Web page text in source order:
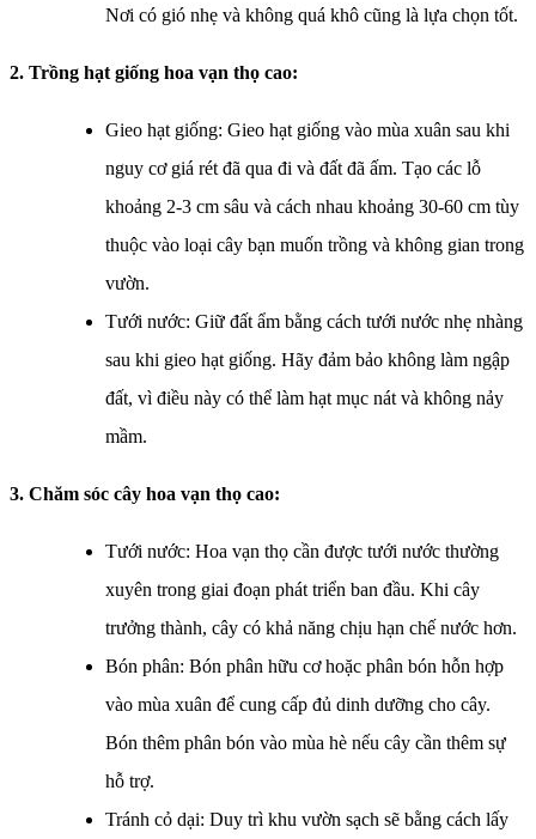
Nơi có gió nhẹ và không quá khô cũng là lựa chọn tốt.
2. Trồng hạt giống hoa vạn thọ cao:
Gieo hạt giống: Gieo hạt giống vào mùa xuân sau khi
nguy cơ giá rét đã qua đi và đất đã ấm. Tạo các lỗ
khoảng 2-3 cm sâu và cách nhau khoảng 30-60 cm tùy
thuộc vào loại cây bạn muốn trồng và không gian trong
vườn.
Tưới nước: Giữ đất ẩm bằng cách tưới nước nhẹ nhàng
sau khi gieo hạt giống. Hãy đảm bảo không làm ngập
đất, vì điều này có thể làm hạt mục nát và không nảy
mầm.
3. Chăm sóc cây hoa vạn thọ cao:
Tưới nước: Hoa vạn thọ cần được tưới nước thường
xuyên trong giai đoạn phát triển ban đầu. Khi cây
trưởng thành, cây có khả năng chịu hạn chế nước hơn.
Bón phân: Bón phân hữu cơ hoặc phân bón hỗn hợp
vào mùa xuân để cung cấp đủ dinh dưỡng cho cây.
Bón thêm phân bón vào mùa hè nếu cây cần thêm sự
hỗ trợ.
Tránh cỏ dại: Duy trì khu vườn sạch sẽ bằng cách lấy